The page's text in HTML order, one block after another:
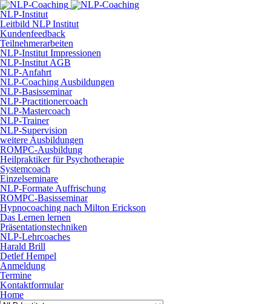
NLP-Institut
Leitbild NLP Institut
Kundenfeedback
Teilnehmerarbeiten
NLP-Institut Impressionen
NLP-Institut AGB
NLP-Anfahrt
NLP-Coaching Ausbildungen
NLP-Basisseminar
NLP-Practitionercoach
NLP-Mastercoach
NLP-Trainer
NLP-Supervision
weitere Ausbildungen
ROMPC-Ausbildung
Heilpraktiker für Psychotherapie
Systemcoach
Einzelseminare
NLP-Formate Auffrischung
ROMPC-Basisseminar
Hypnocoaching nach Milton Erickson
Das Lernen lernen
Präsentationstechniken
NLP-Lehrcoaches
Harald Brill
Detlef Hempel
Anmeldung
Termine
Kontaktformular
Home